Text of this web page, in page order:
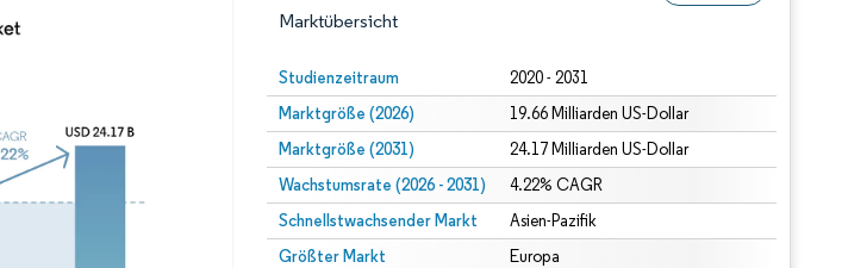
Marktübersicht
Studienzeitraum 2020 - 2031
Marktgröße (2026) 19.66 Milliarden US-Dollar
Marktgröße (2031) 24.17 Milliarden US-Dollar
Wachstumsrate (2026 - 2031) 4.22% CAGR
Schnellstwachsender Markt Asien-Pazifik
Größter Markt Europa
© Mordor Intelligence. Wiederverwendung erfordert Namensnennung gemäß CC BY 4.0.